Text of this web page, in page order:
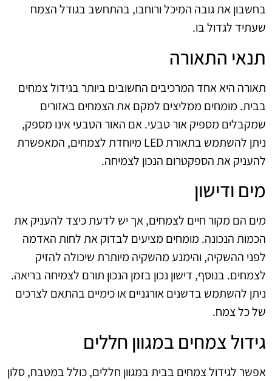
בחשבון את גובה המיכל ורוחבו, בהתחשב בגודל הצמח
שעתיד לגדול בו.
תנאי התאורה
תאורה היא אחד המרכיבים החשובים ביותר בגידול צמחים
בבית. מומחים ממליצים למקם את הצמחים באזורים
שמקבלים מספיק אור טבעי. אם האור הטבעי אינו מספק,
ניתן להשתמש בתאורת LED מיוחדת לצמחים, המאפשרת
להעניק את הספקטרום הנכון לצמיחה.
מים ודישון
מים הם מקור חיים לצמחים, אך יש לדעת כיצד להעניק את
הכמות הנכונה. מומחים מציעים לבדוק את לחות האדמה
לפני ההשקיה, והימנע מהשקיה מיותרת שיכולה להזיק
לצמחים. בנוסף, דישון נכון בזמן הנכון תורם לצמיחה בריאה.
ניתן להשתמש בדשנים אורגניים או כימיים בהתאם לצרכים
של כל צמח.
גידול צמחים במגוון חללים
אפשר לגידול צמחים בבית במגוון חללים, כולל במטבח, סלון